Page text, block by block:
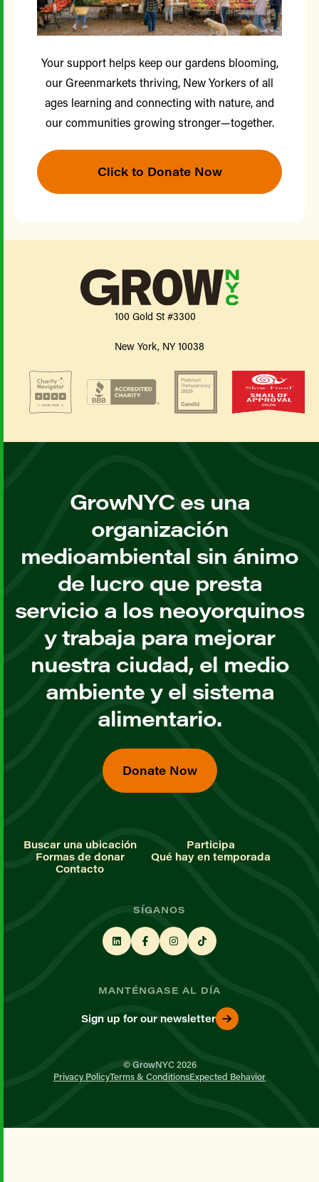
Your support helps keep our gardens blooming,
our Greenmarkets thriving, New Yorkers of all
ages learning and connecting with nature, and
our communities growing stronger—together.
Click to Donate Now
100 Gold St #3300
New York, NY 10038
GrowNYC es una
organización
medioambiental sin ánimo
de lucro que presta
servicio a los neoyorquinos
y trabaja para mejorar
nuestra ciudad, el medio
ambiente y el sistema
alimentario.
Donate Now
Buscar una ubicación
Participa
Formas de donar
Qué hay en temporada
Contacto
SÍGANOS
MANTÉNGASE AL DÍA
Sign up for our newsletter
© GrowNYC 2026
Privacy PolicyTerms & ConditionsExpected Behavior